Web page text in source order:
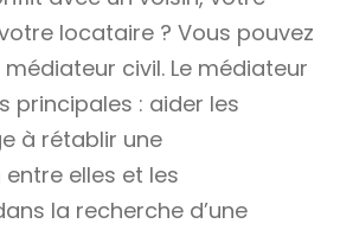
locataire ? Vous pouvez
civil. Le médiateur
principales : aider les
à rétablir une
elles et les
la recherche d’une